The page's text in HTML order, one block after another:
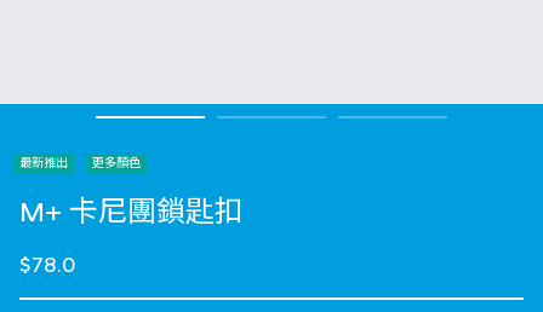
最新推出 更多顏色
M+ 卡尼團鎖匙扣
$78.0